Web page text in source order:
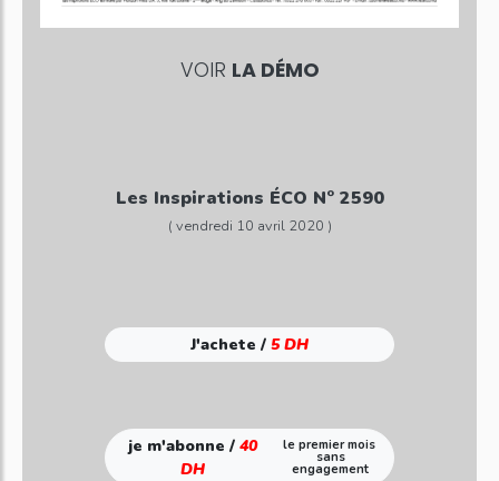
VOIR LA DÉMO
Les Inspirations ÉCO N° 2590
( vendredi 10 avril 2020 )
J'achete / 5 DH
je m'abonne /40
DH
le premier mois
sans
engagement